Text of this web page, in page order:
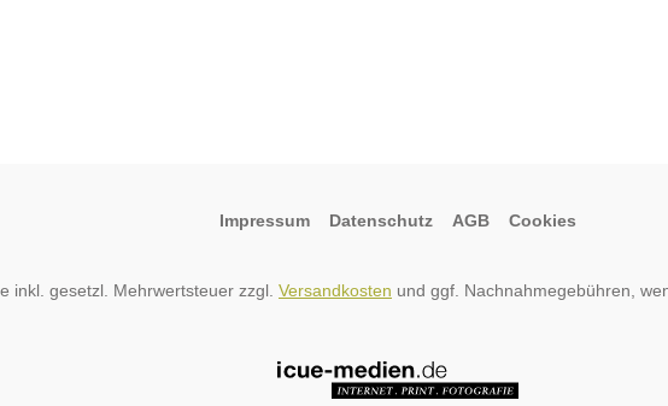
Impressum Datenschutz AGB Cookies
inkl. gesetzl. Mehrwertsteuer zzgl. Versandkosten und ggf. Nachnahmegebühren,